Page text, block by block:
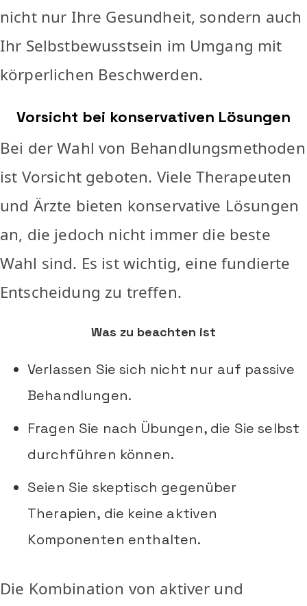
nicht nur Ihre Gesundheit, sondern auch
Ihr Selbstbewusstsein im Umgang mit
körperlichen Beschwerden.
Vorsicht bei konservativen Lösungen
Bei der Wahl von Behandlungsmethoden
ist Vorsicht geboten. Viele Therapeuten
und Ärzte bieten konservative Lösungen
an, die jedoch nicht immer die beste
Wahl sind. Es ist wichtig, eine fundierte
Entscheidung zu treffen.
Was zu beachten ist
Verlassen Sie sich nicht nur auf passive
Behandlungen.
Fragen Sie nach Übungen, die Sie selbst
durchführen können.
Seien Sie skeptisch gegenüber
Therapien, die keine aktiven
Komponenten enthalten.
Die Kombination von aktiver und